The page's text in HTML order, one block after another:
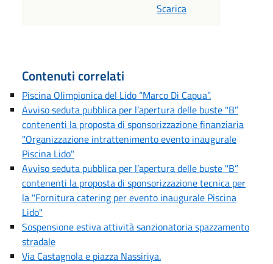
Scarica
Contenuti correlati
Piscina Olimpionica del Lido “Marco Di Capua”.
Avviso seduta pubblica per l’apertura delle buste "B”
contenenti la proposta di sponsorizzazione finanziaria
"Organizzazione intrattenimento evento inaugurale
Piscina Lido"
Avviso seduta pubblica per l’apertura delle buste "B”
contenenti la proposta di sponsorizzazione tecnica per
la "Fornitura catering per evento inaugurale Piscina
Lido"
Sospensione estiva attività sanzionatoria spazzamento
stradale
Via Castagnola e piazza Nassiriya.